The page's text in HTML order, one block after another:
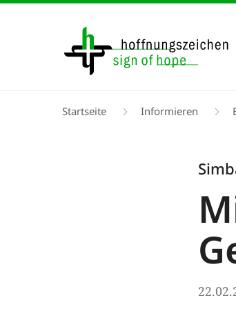
Pfadnavigation
Startseite Informieren